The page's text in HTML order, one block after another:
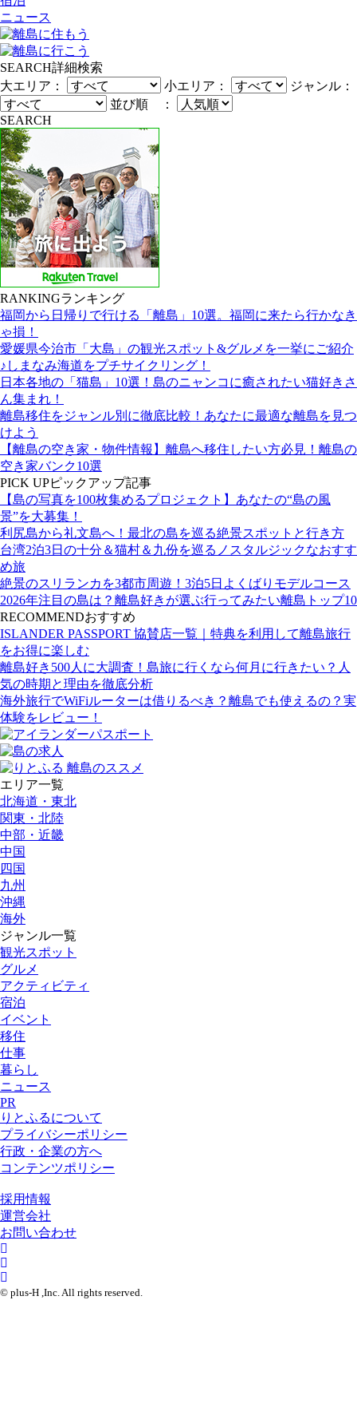
ニュース
SEARCH詳細検索
大エリア：
小エリア：
ジャンル：
並び順 ：
SEARCH
RANKINGランキング
福岡から日帰りで行ける「離島」10選。福岡に来たら行かなき
ゃ損！
愛媛県今治市「大島」の観光スポット&グルメを一挙にご紹介
♪しまなみ海道をプチサイクリング！
日本各地の「猫島」10選！島のニャンコに癒されたい猫好きさ
ん集まれ！
離島移住をジャンル別に徹底比較！あなたに最適な離島を見つ
けよう
【離島の空き家・物件情報】離島へ移住したい方必見！離島の
空き家バンク10選
PICK UPピックアップ記事
【島の写真を100枚集めるプロジェクト】あなたの“島の風
景”を大募集！
利尻島から礼文島へ！最北の島を巡る絶景スポットと行き方
台湾2泊3日の十分＆猫村＆九份を巡るノスタルジックなおすす
め旅
絶景のスリランカを3都市周遊！3泊5日よくばりモデルコース
2026年注目の島は？離島好きが選ぶ行ってみたい離島トップ10
RECOMMENDおすすめ
ISLANDER PASSPORT 協賛店一覧｜特典を利用して離島旅行
をお得に楽しむ
離島好き500人に大調査！島旅に行くなら何月に行きたい？人
気の時期と理由を徹底分析
海外旅行でWiFiルーターは借りるべき？離島でも使えるの？実
体験をレビュー！
エリア一覧
北海道・東北
関東・北陸
中部・近畿
中国
四国
九州
沖縄
海外
ジャンル一覧
観光スポット
グルメ
アクティビティ
宿泊
イベント
移住
仕事
暮らし
ニュース
PR
りとふるについて
プライバシーポリシー
行政・企業の方へ
コンテンツポリシー
採用情報
運営会社
お問い合わせ
© plus-H ,Inc. All rights reserved.